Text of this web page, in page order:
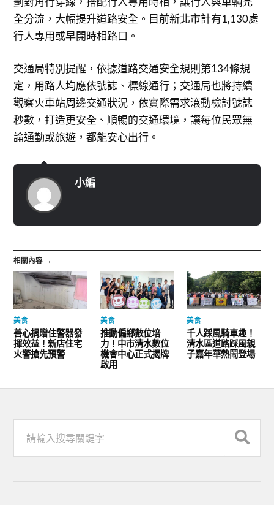
全分流，大幅提升道路安全。目前新北市計有1,130處
行人專用或早開時相路口。
交通局特別提醒，依據道路交通安全規則第134條規
定，用路人均應依號誌、標線通行；交通局也將持續
觀察火車站周邊交通狀況，依實際需求滾動檢討號誌
秒數，打造更安全、順暢的交通環境，讓每位民眾無
論通勤或旅遊，都能安心出行。
小編
相關內容 →
美食
善心捐贈住警器發
揮效益！新店住宅
火警搶先預警
美食
推動偏鄉數位培
力！中市清水數位
機會中心正式揭牌
啟用
美食
千人踩風騎車趣！
清水區道路踩風親
子嘉年華熱鬧登場